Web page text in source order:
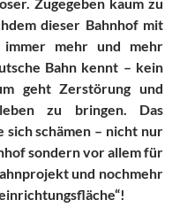
dieser Bahnhof mit
mehr und mehr
Bahn kennt – kein
geht Zerstörung und
zu bringen. Das
sich schämen – nicht nur
sondern vor allem für
und nochmehr